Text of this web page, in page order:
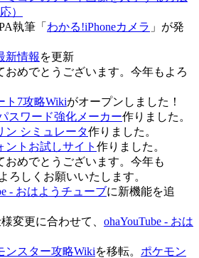
）
執筆「 わかる!iPhoneカメラ 」が発
新情報 を更新
めでとうございます。今年もよろ
ト7攻略Wikiがオープンしました！
スワード強化メーカー作りました。
ン シミュレータ作りました。
ントお試しサイト 作りました。
めでとうございます。今年も
ろしくお願いいたします。
- おはようチューブに新機能を追
変更に合わせて、 ohaYouTube - おは
ンスター攻略Wikiを移転。 ポケモン